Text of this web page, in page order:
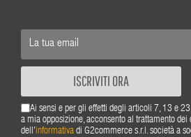
ISCRIVITI ORA
Ai sensi e per gli effetti degli articoli 7, 13 e
a mia opposizione, acconsento al trattamento
dell'informativa di G2commerce s.r.l. società a